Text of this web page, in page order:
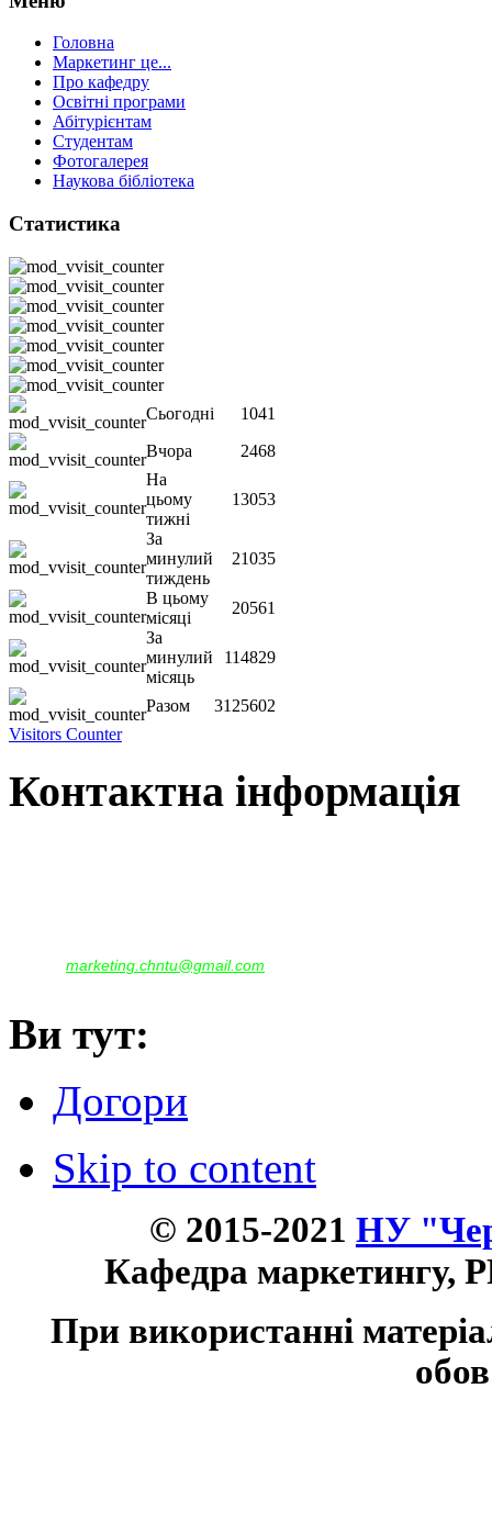
Головна
Маркетинг це...
Про кафедру
Освітні програми
Абітурієнтам
Студентам
Фотогалерея
Наукова бібліотека
Статистика
Сьогодні
1041
Вчора
2468
На
цьому
тижні
13053
За
минулий
тиждень
21035
В цьому
місяці
20561
За
минулий
місяць
114829
Разом
3125602
Visitors Counter
Контактна інформація
marketing.chntu@gmail.com
Ви тут:
Догори
Skip to content
© 2015-2021 НУ
Кафедра маркетингу,
При використанні